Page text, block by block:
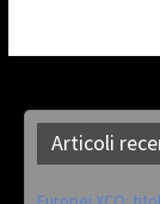
Articoli